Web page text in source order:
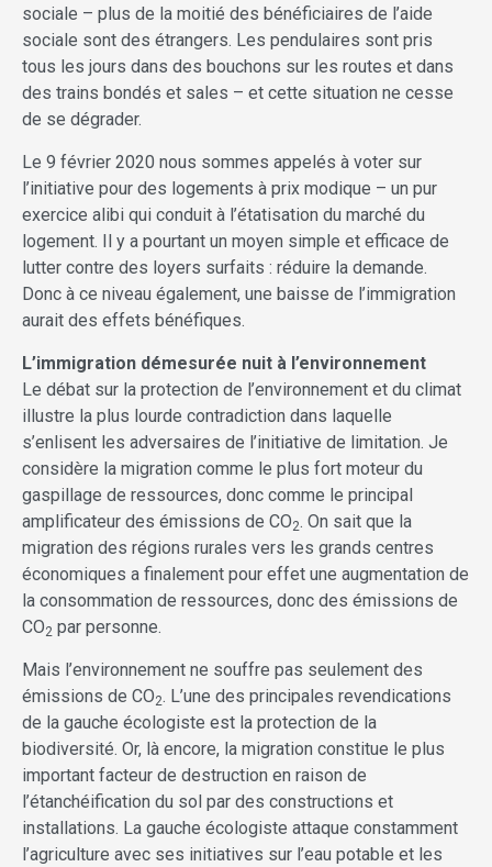
sociale – plus de la moitié des bénéficiaires de l’aide
sociale sont des étrangers. Les pendulaires sont pris
tous les jours dans des bouchons sur les routes et dans
des trains bondés et sales – et cette situation ne cesse
de se dégrader.
Le 9 février 2020 nous sommes appelés à voter sur
l’initiative pour des logements à prix modique – un pur
exercice alibi qui conduit à l’étatisation du marché du
logement. Il y a pourtant un moyen simple et efficace de
lutter contre des loyers surfaits : réduire la demande.
Donc à ce niveau également, une baisse de l’immigration
aurait des effets bénéfiques.
L’immigration démesurée nuit à l’environnement
Le débat sur la protection de l’environnement et du climat
illustre la plus lourde contradiction dans laquelle
s’enlisent les adversaires de l’initiative de limitation. Je
considère la migration comme le plus fort moteur du
gaspillage de ressources, donc comme le principal
amplificateur des émissions de CO2. On sait que la
migration des régions rurales vers les grands centres
économiques a finalement pour effet une augmentation de
la consommation de ressources, donc des émissions de
CO2 par personne.
Mais l’environnement ne souffre pas seulement des
émissions de CO2. L’une des principales revendications
de la gauche écologiste est la protection de la
biodiversité. Or, là encore, la migration constitue le plus
important facteur de destruction en raison de
l’étanchéification du sol par des constructions et
installations. La gauche écologiste attaque constamment
l’agriculture avec ses initiatives sur l’eau potable et les